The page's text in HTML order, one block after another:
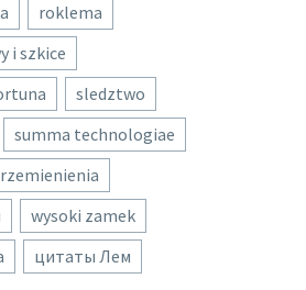
roklema
i szkice
sledztwo
summa technologiae
wysoki zamek
цитаты Лем